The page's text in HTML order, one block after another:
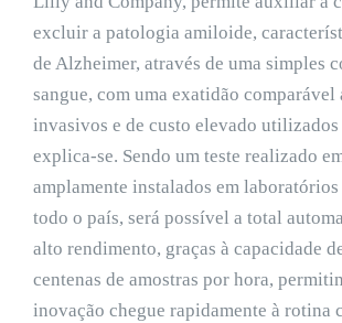
excluir a patologia amiloide,
de Alzheimer, através de uma simples
sangue, com uma exatidão comparável
invasivos e de custo elevado utilizados
explica-se. Sendo um teste realizado
amplamente instalados em
todo o país, será possível a total
alto rendimento, graças à capacidade
centenas de amostras por hora,
inovação chegue rapidamente à rotina